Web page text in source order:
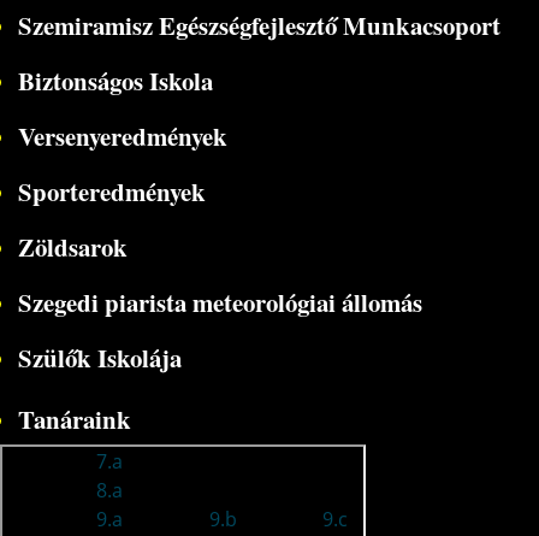
Szemiramisz Egészségfejlesztő Munkacsoport
Biztonságos Iskola
Versenyeredmények
Sporteredmények
Zöldsarok
Szegedi piarista meteorológiai állomás
Szülők Iskolája
Tanáraink